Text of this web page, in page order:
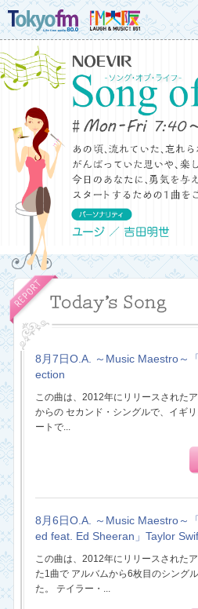
8月7日O.A. ～Music Maestro～
ection
この曲は、2012年にリリースされた
からの セカンド・シングルで、イギ
ートで...
8月6日O.A. ～Music Maestro～
ed feat. Ed Sheeran」Taylor
この曲は、2012年にリリースされた
た1曲で アルバムから6枚目のシング
た。 テイラー・...